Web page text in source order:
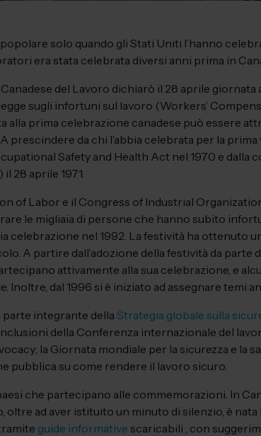
solo quando gli Stati Uniti l’hanno
era stata celebrata diversi anni prima in
del Lavoro dichiarò il 28 aprile
sugli infortuni sul lavoro (Workers’
alla prima celebrazione canadese può essere
prescindere da chi l’abbia celebrata per la
Safety and Health Act nel 1970 e dalla
) il 28 aprile 1971.
of Labor e il Congress of Industrial
le migliaia di persone che hanno subito
celebrazione nel 1992. La festività ha
A partire dall’adozione della festività da
attivamente alla sua celebrazione, e
Inoltre, dal 1996 si è iniziato ad assegnare temi
integrante della Strategia globale sulla
della Conferenza internazionale del
la Giornata mondiale per la sicurezza e
pubblica su come rendere il lavoro sicuro.
che partecipano alle commemorazioni. In
oltre ad aver istituito un minuto di silenzio, è
guide informative scaricabili , con